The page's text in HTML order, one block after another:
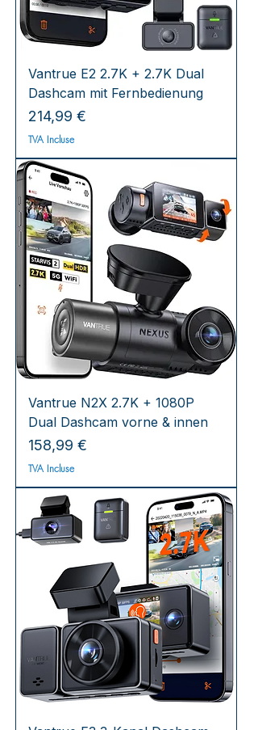
Vantrue E2 2.7K + 2.7K Dual
Dashcam mit Fernbedienung
Prix
214,99 €
TVA Incluse
Vantrue N2X 2.7K + 1080P
Dual Dashcam vorne & innen
Prix
158,99 €
TVA Incluse